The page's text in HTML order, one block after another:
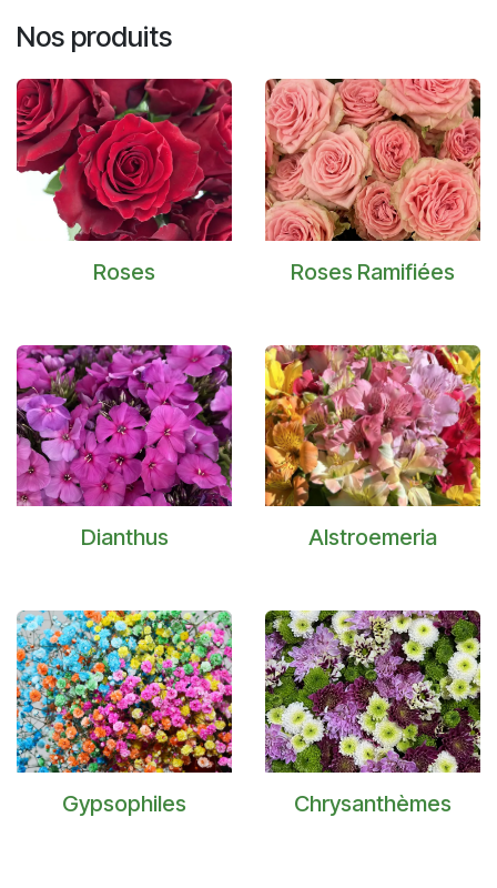
Nos produits
Roses Roses Ramifiées
Dianthus Alstroemeria
Gypsophiles Chrysanthèmes